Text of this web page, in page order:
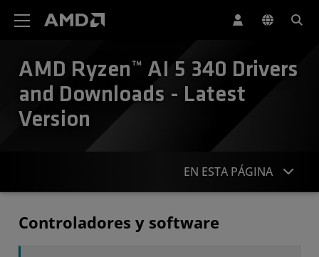
AMD Ryzen™ AI 5 340 Drivers
and Downloads - Latest
Version
EN ESTA PÁGINA
Controladores y software